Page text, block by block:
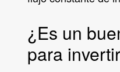
¿Es un
para